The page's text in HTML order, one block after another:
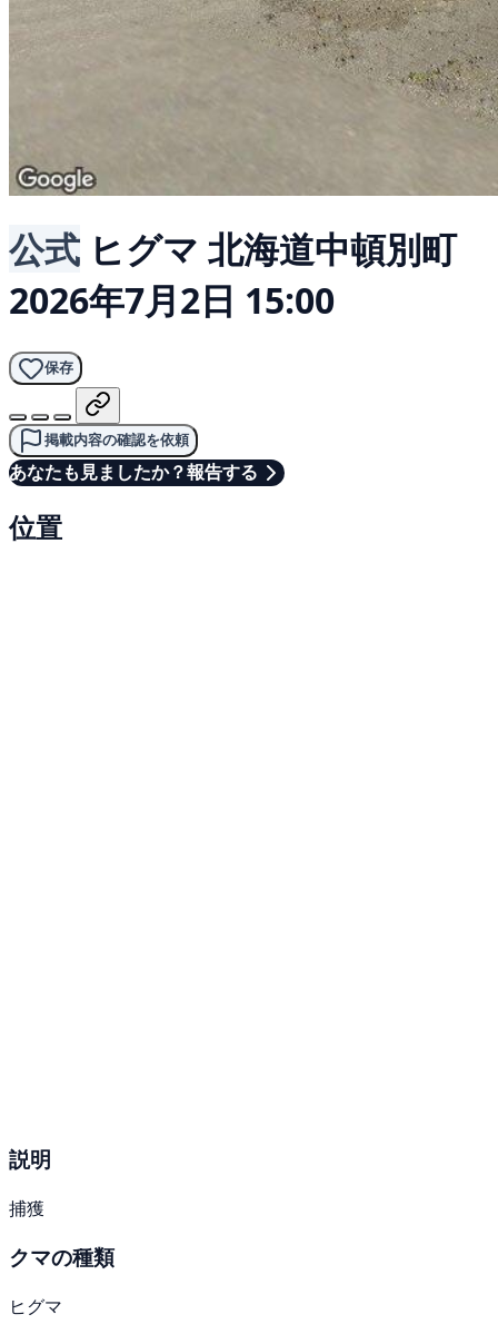
公式 ヒグマ 北海道中頓別町
2026年7月2日 15:00
保存
掲載内容の確認を依頼
あなたも見ましたか？報告する
位置
説明
捕獲
クマの種類
ヒグマ